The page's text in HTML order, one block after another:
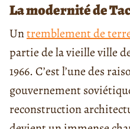
La modernité de
Untremblement de
partie de la vieille ville
1966. C’est l’une des
gouvernement
reconstruction